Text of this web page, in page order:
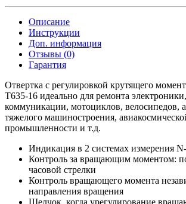
Описание
Инструкции
Доп. информация
Отзывы (0)
Гарантия
Отвертка с регулировкой крутящего
T635-16 идеально для ремонта
коммуникации, мотоциклов, велосипедов,
тяжелого машиностроения,
промышленности и т.д.
Индикация в 2 системах измерения
Контроль за вращающим моментом:
часовой стрелки
Контроль вращающего момента
направления вращения
Щелчок, когда урегулирование